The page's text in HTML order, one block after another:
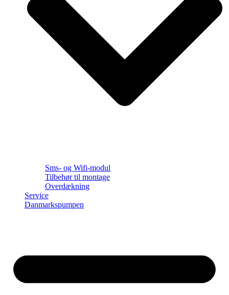
Sms- og Wifi-modul
Tilbehør til montage
Overdækning
Service
Danmarkspumpen